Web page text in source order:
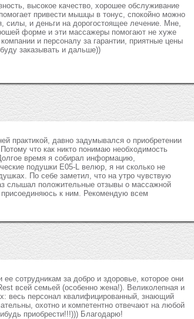
высокое качество, хорошее обслуживание
привести мышцы в тонус, спокойно можно
силы, и деньги на дорогостоящее лечение. Мне,
форме и эти массажеры помогают не хуже
и персоналу за гарантии, приятные цены
заказывать и дальше))
практикой, давно задумывался о приобретении
что как никто понимаю необходимость
время я собирал информацию,
подушки E05-L велюр, я ни сколько не
По себе заметил, что на утро чувствую
слышал положительные отзывы о массажной
присоединяюсь к ним. Рекомендую всем
сотрудникам за добро и здоровье, которое они
всей семьей (особенно жена!). Великолепная и
весь персонал квалифицированный, знающий
охотно и компетентно отвечают на любой
приобрести!!!))) Благодарю!